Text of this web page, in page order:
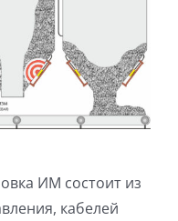
ИМ состоит из
кабелей